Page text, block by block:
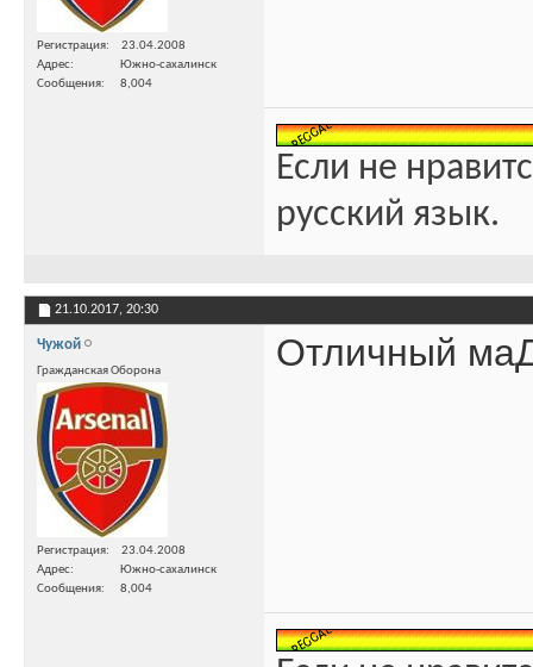
Регистрация
23.04.2008
Адрес
Южно-сахалинск
Сообщения
8,004
Если не
русский язык.
21.10.2017, 20:30
Чужой
Гражданская Оборона
Регистрация
23.04.2008
Адрес
Южно-сахалинск
Сообщения
8,004
Отличный